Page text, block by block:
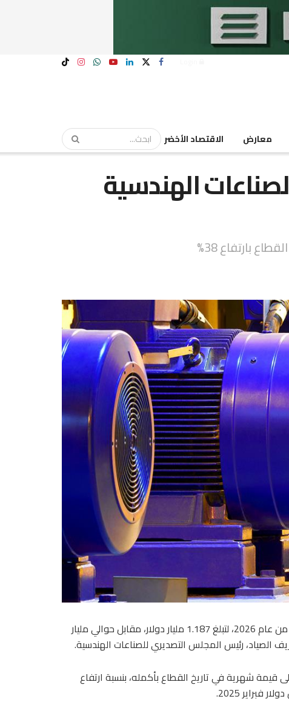
معارض الاقتصاد الأخضر
الصناعات الهندسية
بارتفاع 38%
قفزت صادرات الهندسية بنسبة 15.1% خلال الشهرين الأولين من عام 2026، لتبلغ 1.187 مليار دولار، مقابل حوالي مليار
الصياد، رئيس المجلس التصديري للصناعات الهندسية.
قيمة شهرية في تاريخ القطاع بأكمله، بنسبة ارتفاع